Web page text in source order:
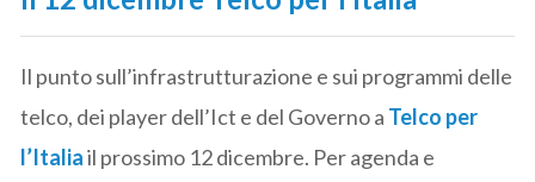
Il punto sull’infrastrutturazione e sui programmi delle
telco, dei player dell’Ict e del Governo a Telco per
l’Italiail prossimo 12 dicembre. Per agenda e